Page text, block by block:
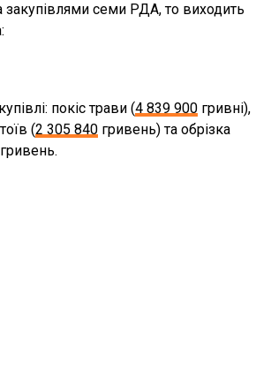
закупівлями семи РДА, то виходить
покіс трави (4 839 900 гривні),
(2 305 840 гривень) та обрізка
гривень.